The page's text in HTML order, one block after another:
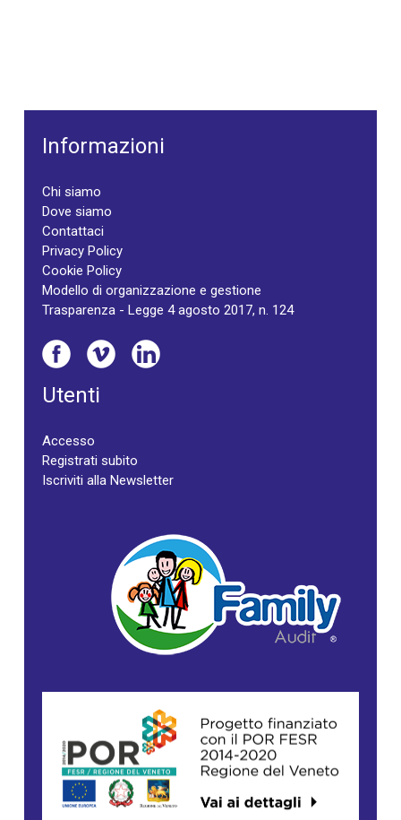
Informazioni
Chi siamo
Dove siamo
Contattaci
Privacy Policy
Cookie Policy
Modello di organizzazione e gestione
Trasparenza - Legge 4 agosto 2017, n. 124
Utenti
Accesso
Registrati subito
Iscriviti alla Newsletter